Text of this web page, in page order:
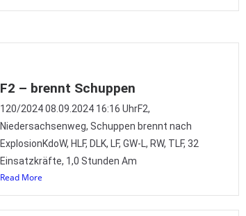
F2 – brennt Schuppen
120/2024 08.09.2024 16:16 UhrF2,
Niedersachsenweg, Schuppen brennt nach
ExplosionKdoW, HLF, DLK, LF, GW-L, RW, TLF, 32
Einsatzkräfte, 1,0 Stunden Am
Read More